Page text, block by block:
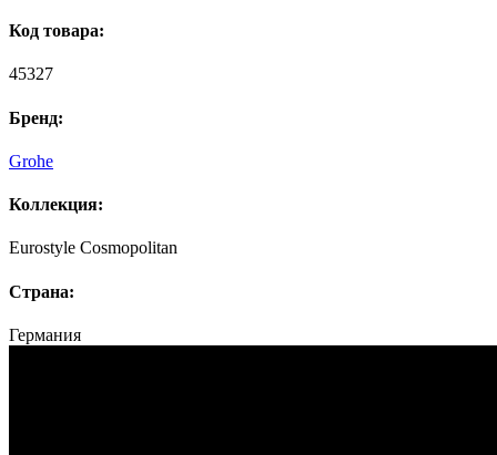
Код товара:
45327
Бренд:
Grohe
Коллекция:
Eurostyle Cosmopolitan
Страна:
Германия